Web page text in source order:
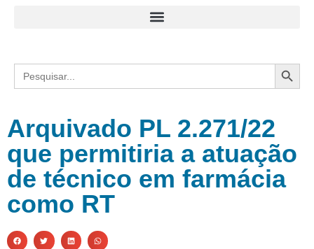
Search
for:
Arquivado PL 2.271/22
que permitiria a atuação
de técnico em farmácia
como RT